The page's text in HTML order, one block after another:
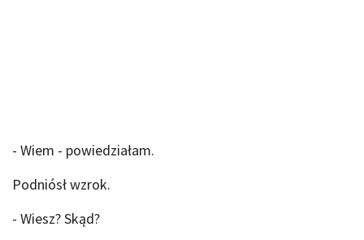
- Wiem - powiedziałam.
Podniósł wzrok.
- Wiesz? Skąd?